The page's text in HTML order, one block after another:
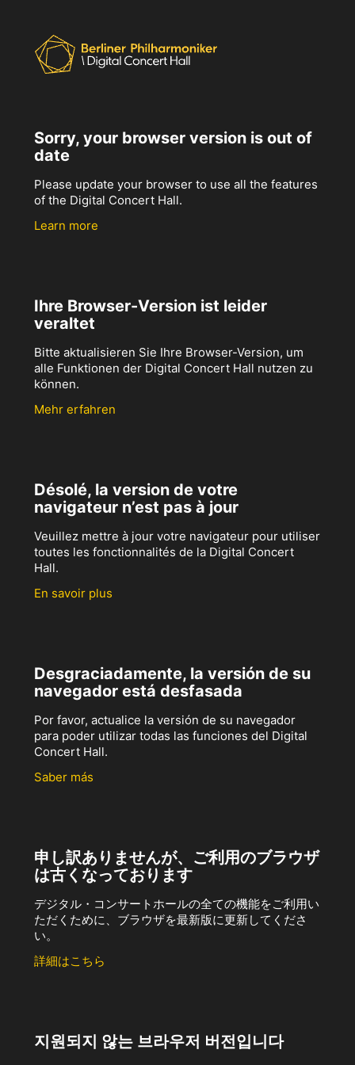
Sorry, your browser version is out of
date
Please update your browser to use all the features
of the Digital Concert Hall.
Learn more
Ihre Browser-Version ist leider
veraltet
Bitte aktualisieren Sie Ihre Browser-Version, um
alle Funktionen der Digital Concert Hall nutzen zu
können.
Mehr erfahren
Désolé, la version de votre
navigateur n’est pas à jour
Veuillez mettre à jour votre navigateur pour utiliser
toutes les fonctionnalités de la Digital Concert
Hall.
En savoir plus
Desgraciadamente, la versión de su
navegador está desfasada
Por favor, actualice la versión de su navegador
para poder utilizar todas las funciones del Digital
Concert Hall.
Saber más
申し訳ありませんが、ご利用のブラウザ
は古くなっております
デジタル・コンサートホールの全ての機能をご利用い
ただくために、ブラウザを最新版に更新してくださ
い。
詳細はこちら
지원되지 않는 브라우저 버전입니다